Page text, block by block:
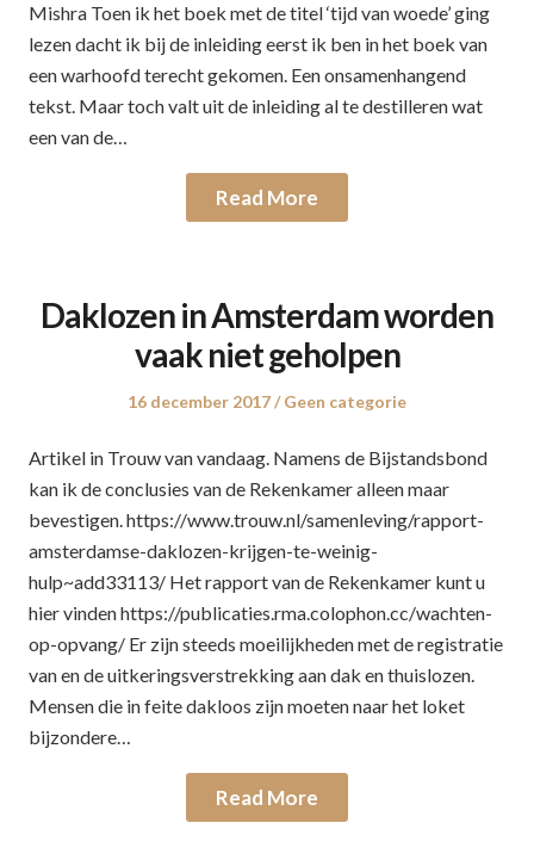
Mishra Toen ik het boek met de titel ‘tijd van woede’ ging
lezen dacht ik bij de inleiding eerst ik ben in het boek van
een warhoofd terecht gekomen. Een onsamenhangend
tekst. Maar toch valt uit de inleiding al te destilleren wat
een van de…
Read More
Daklozen in Amsterdam worden
vaak niet geholpen
Posted
16 december 2017
Posted
Geen categorie
Artikel in Trouw van vandaag. Namens de Bijstandsbond
kan ik de conclusies van de Rekenkamer alleen maar
bevestigen. https://www.trouw.nl/samenleving/rapport-
amsterdamse-daklozen-krijgen-te-weinig-
hulp~add33113/ Het rapport van de Rekenkamer kunt u
hier vinden https://publicaties.rma.colophon.cc/wachten-
op-opvang/ Er zijn steeds moeilijkheden met de registratie
van en de uitkeringsverstrekking aan dak en thuislozen.
Mensen die in feite dakloos zijn moeten naar het loket
bijzondere…
Read More